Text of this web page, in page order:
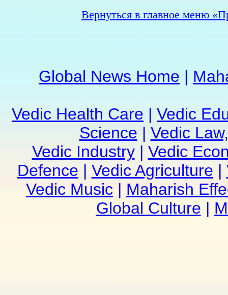
Вернуться в главное меню
Global News Home |
Vedic Health Care | Vedic
Science | Vedic
Vedic Industry| Vedic
Defence | Vedic Agriculture |
Vedic Music | Maharish
Global Culture |